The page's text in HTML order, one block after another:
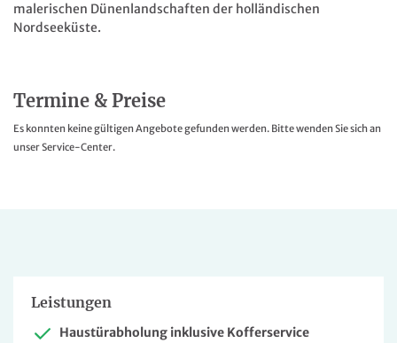
malerischen Dünenlandschaften der holländischen
Nordseeküste.
Termine & Preise
Es konnten keine gültigen Angebote gefunden werden. Bitte wenden Sie sich an
unser Service-Center.
Leistungen
Haustürabholung inklusive Kofferservice